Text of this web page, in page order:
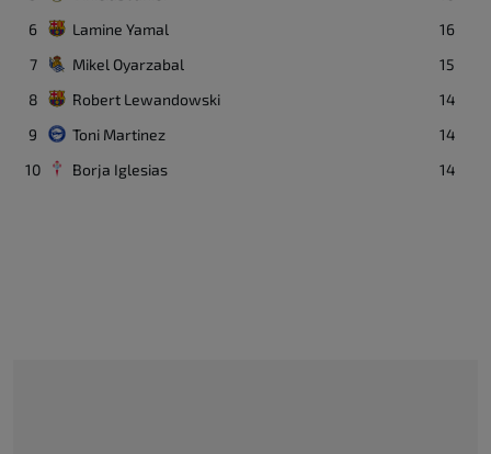
6
Lamine Yamal
16
7
Mikel Oyarzabal
15
8
Robert Lewandowski
14
9
Toni Martinez
14
10
Borja Iglesias 14